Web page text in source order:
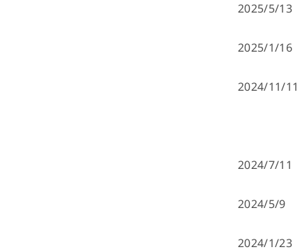
2025/5/13
2025/1/16
2024/11/11
2024/7/11
2024/5/9
2024/1/23